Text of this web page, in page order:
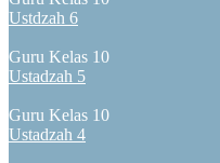
Ustdzah 6
Guru Kelas 10
Ustadzah 5
Guru Kelas 10
Ustadzah 4